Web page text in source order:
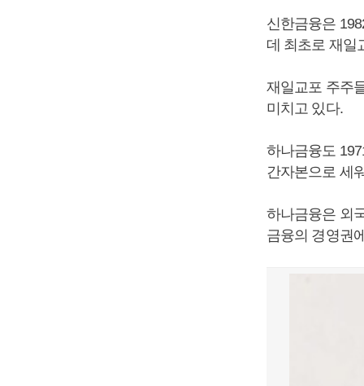
신한금융은
데 최초로 재일
재일교포 주주
미치고 있다.
하나금융도
간자본으로 세
하나금융은 외
금융의 경영권